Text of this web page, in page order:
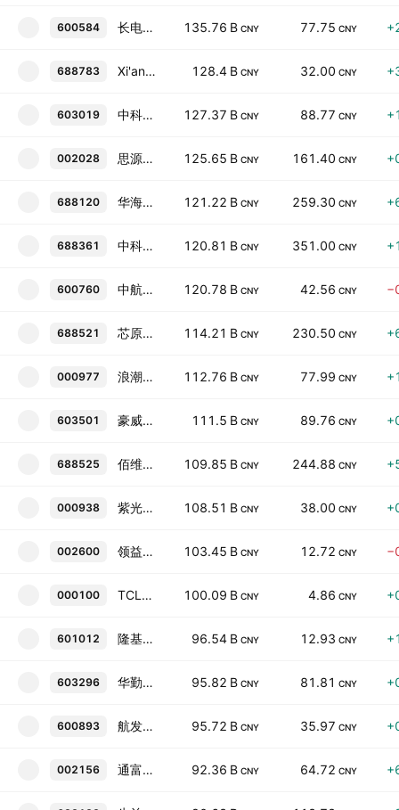
600584 长电科技 135.76 B CNY 77.75 CNY
688783 Xi'an ESWIN Material Technology Co., Ltd. Class A 128.4 B CNY 32.00 CNY
603019 中科曙光 127.37 B CNY 88.77 CNY
002028 思源电气 125.65 B CNY 161.40 CNY
688120 华海清科 121.22 B CNY 259.30 CNY
688361 中科飞测 120.81 B CNY 351.00 CNY
600760 中航沈飞 120.78 B CNY 42.56 CNY
688521 芯原股份 114.21 B CNY 230.50 CNY
000977 浪潮信息 112.76 B CNY 77.99 CNY
603501 豪威集團 111.5 B CNY 89.76 CNY
688525 佰维存储 109.85 B CNY 244.88 CNY
000938 紫光股份 108.51 B CNY 38.00 CNY
002600 领益智造 103.45 B CNY 12.72 CNY
000100 TCL科技 100.09 B CNY 4.86 CNY
601012 隆基绿能 96.54 B CNY 12.93 CNY
603296 华勤技术 95.82 B CNY 81.81 CNY
600893 航发动力 95.72 B CNY 35.97 CNY
002156 通富微电 92.36 B CNY 64.72 CNY